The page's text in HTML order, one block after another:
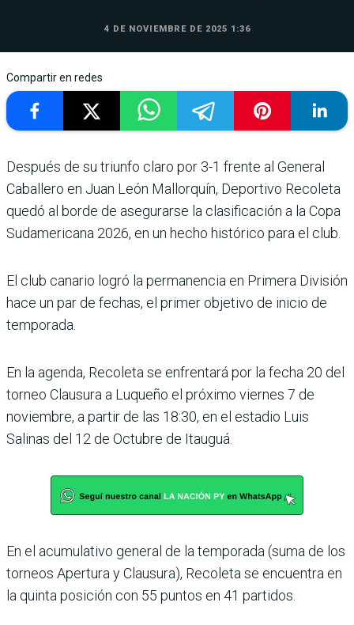
4 DE NOVIEMBRE DE 2025 1:36
Compartir en redes
Después de su triunfo claro por 3-1 frente al General
Caballero en Juan León Mallorquín, Deportivo Reco­leta
quedó al borde de asegu­rarse la clasificación a la Copa
Sudamericana 2026, en un hecho histórico para el club.
El club canario logró la per­manencia en Primera Divi­sión
hace un par de fechas, el primer objetivo de inicio de
temporada.
En la agenda, Recoleta se enfrentará por la fecha 20 del
torneo Clausura a Luqueño el próximo viernes 7 de
noviembre, a partir de las 18:30, en el estadio Luis
Salinas del 12 de Octubre de Itauguá.
En el acumulativo general de la temporada (suma de los
torneos Apertura y Clau­sura), Recoleta se encuentra en
la quinta posición con 55 puntos en 41 partidos.